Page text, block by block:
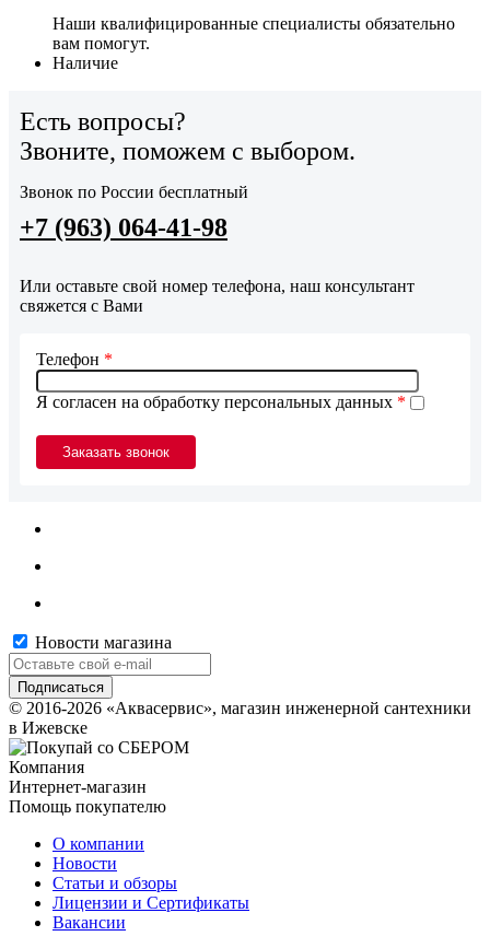
Наши квалифицированные специалисты обязательно
вам помогут.
Наличие
Есть вопросы?
Звоните, поможем с выбором.
Звонок по России бесплатный
+7 (963) 064-41-98
Или оставьте свой номер телефона, наш консультант
свяжется с Вами
Я согласен на обработку персональных данных *
Телефон *
Новости магазина
© 2016-2026 «Аквасервис», магазин инженерной сантехники
в Ижевске
Компания
Интернет-магазин
Помощь покупателю
О компании
Новости
Статьи и обзоры
Лицензии и Сертификаты
Вакансии